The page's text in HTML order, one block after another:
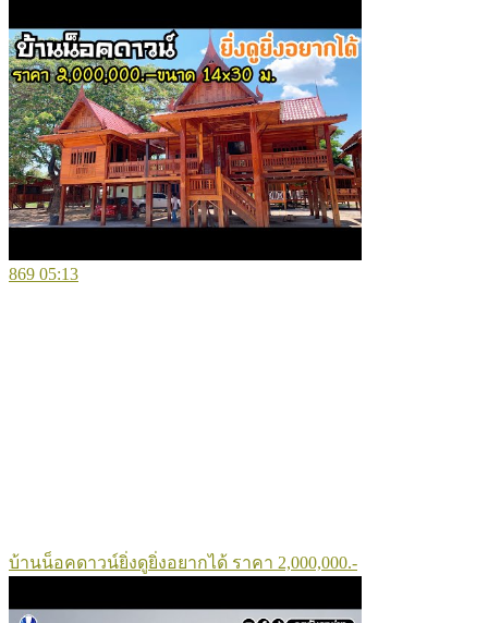
869 05:13
บ้านน็อคดาวน์ยิ่งดูยิ่งอยากได้ ราคา 2,000,000.-